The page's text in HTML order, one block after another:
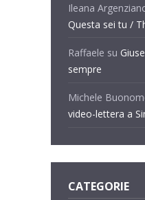
Ileana
Questa sei tu /
Raffaele su
sempre
Michele
video-lettera a
CATEGORIE